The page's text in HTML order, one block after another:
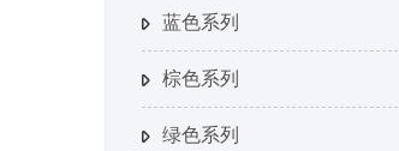
蓝色系列
棕色系列
绿色系列